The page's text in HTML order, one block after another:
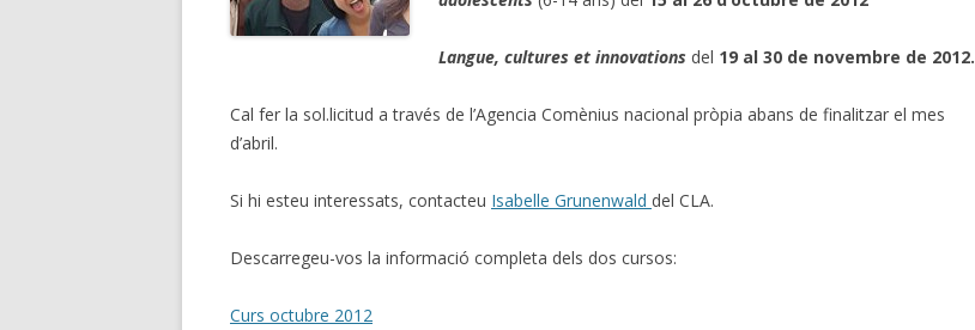
Langue, cultures et innovations del 19 al 30 de novembre de 2012.
Cal fer la sol.licitud a través de l’Agencia Comènius nacional pròpia abans de finalitzar el mes
d’abril.
Si hi esteu interessats, contacteu Isabelle Grunenwald del CLA.
Descarregeu-vos la informació completa dels dos cursos:
Curs octubre 2012